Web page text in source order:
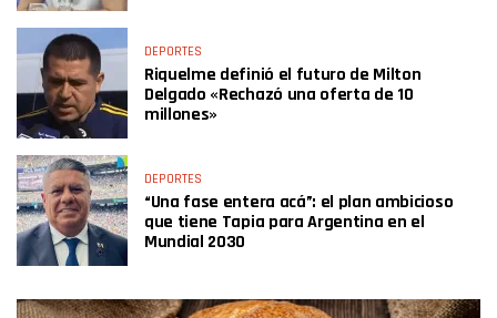
DEPORTES
Riquelme definió el futuro de Milton
Delgado «Rechazó una oferta de 10
millones»
DEPORTES
“Una fase entera acá”: el plan ambicioso
que tiene Tapia para Argentina en el
Mundial 2030